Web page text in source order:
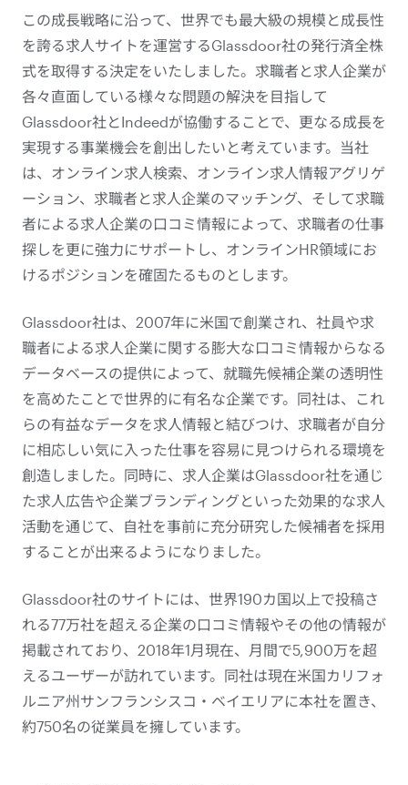
この成長戦略に沿って、世界でも最大級の規模と成長性
を誇る求人サイトを運営するGlassdoor社の発行済全株
式を取得する決定をいたしました。求職者と求人企業が
各々直面している様々な問題の解決を目指して
Glassdoor社とIndeedが協働することで、更なる成長を
実現する事業機会を創出したいと考えています。当社
は、オンライン求人検索、オンライン求人情報アグリゲ
ーション、求職者と求人企業のマッチング、そして求職
者による求人企業の口コミ情報によって、求職者の仕事
探しを更に強力にサポートし、オンラインHR領域にお
けるポジションを確固たるものとします。
Glassdoor社は、2007年に米国で創業され、社員や求
職者による求人企業に関する膨大な口コミ情報からなる
データベースの提供によって、就職先候補企業の透明性
を高めたことで世界的に有名な企業です。同社は、これ
らの有益なデータを求人情報と結びつけ、求職者が自分
に相応しい気に入った仕事を容易に見つけられる環境を
創造しました。同時に、求人企業はGlassdoor社を通じ
た求人広告や企業ブランディングといった効果的な求人
活動を通じて、自社を事前に充分研究した候補者を採用
することが出来るようになりました。
Glassdoor社のサイトには、世界190カ国以上で投稿さ
れる77万社を超える企業の口コミ情報やその他の情報が
掲載されており、2018年1月現在、月間で5,900万を超
えるユーザーが訪れています。同社は現在米国カリフォ
ルニア州サンフランシスコ・ベイエリアに本社を置き、
約750名の従業員を擁しています。